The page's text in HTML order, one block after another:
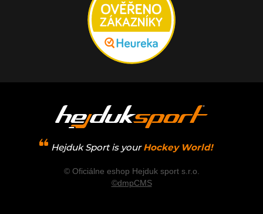
Hejduk Sport is your Hockey World!
© Oficiálne eshop Hejduk sport s.r.o.
©dmpCMS